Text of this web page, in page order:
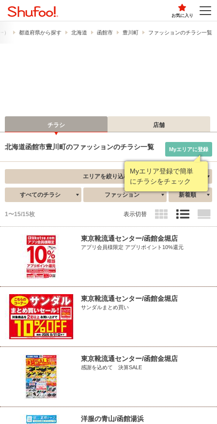
お気に入り
） 都道府県から探す 北海道 函館市 豊川町 ファッションのチラシ一覧
チラシ 店舗
北海道函館市豊川町のファッションのチラシ一覧
Myエリア登録で簡単
にチラシをチェック
Myエリアに登録
エリアを絞り込む
すべてのチラシ ファッション 新着順
1〜15/15枚 表示切替
東京靴流通センター/函館金堀店
アプリ会員様限定 アプリポイント10%還元
東京靴流通センター/函館金堀店
サンダルまとめ買い
東京靴流通センター/函館金堀店
感謝を込めて 決算SALE
洋服の青山/函館湯浜